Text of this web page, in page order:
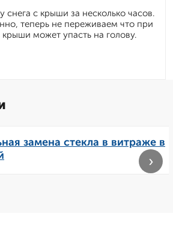
снега с крыши за несколько часов.
теперь не переживаем что при
крыши может упасть на голову.
замена стекла в витраже в
›